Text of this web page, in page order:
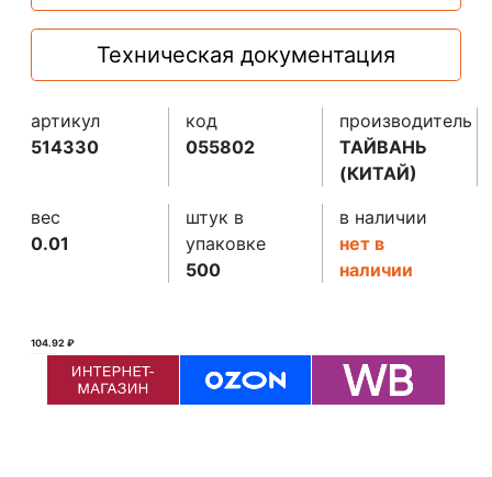
Техническая документация
артикул
514330
код
055802
производитель
ТАЙВАНЬ
(КИТАЙ)
вес
0.01
штук в
упаковке
500
в наличии
нет в
наличии
104.92 ₽